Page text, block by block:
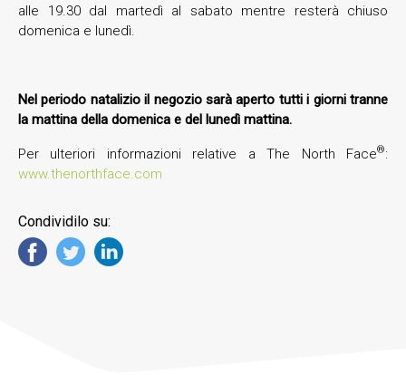
alle 19.30 dal martedì al sabato mentre resterà chiuso
domenica e lunedì.
Nel periodo natalizio il negozio sarà aperto tutti i giorni tranne
la mattina della domenica e del lunedì mattina.
Per ulteriori informazioni relative a The North Face®:
www.thenorthface.com
Condividilo su: